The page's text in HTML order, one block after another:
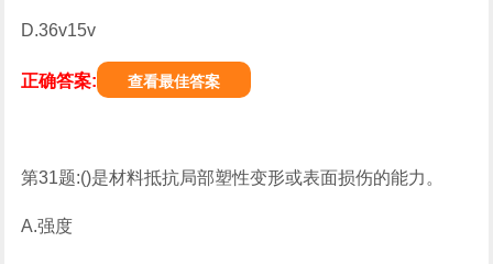
D.36v15v
正确答案: 查看最佳答案
第31题:()是材料抵抗局部塑性变形或表面损伤的能力。
A.强度